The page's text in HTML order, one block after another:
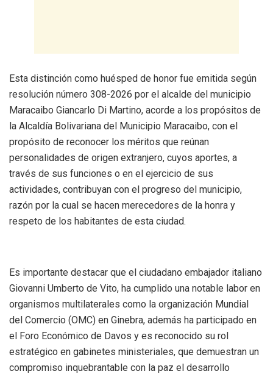
Esta distinción como huésped de honor fue emitida según
resolución número 308-2026 por el alcalde del municipio
Maracaibo Giancarlo Di Martino, acorde a los propósitos de
la Alcaldía Bolivariana del Municipio Maracaibo, con el
propósito de reconocer los méritos que reúnan
personalidades de origen extranjero, cuyos aportes, a
través de sus funciones o en el ejercicio de sus
actividades, contribuyan con el progreso del municipio,
razón por la cual se hacen merecedores de la honra y
respeto de los habitantes de esta ciudad.
Es importante destacar que el ciudadano embajador italiano
Giovanni Umberto de Vito, ha cumplido una notable labor en
organismos multilaterales como la organización Mundial
del Comercio (OMC) en Ginebra, además ha participado en
el Foro Económico de Davos y es reconocido su rol
estratégico en gabinetes ministeriales, que demuestran un
compromiso inquebrantable con la paz el desarrollo